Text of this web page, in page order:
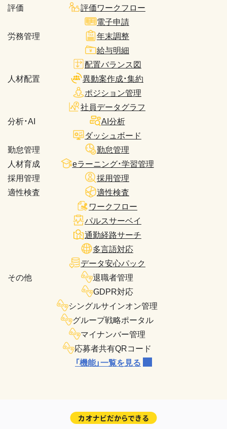
評価
評価ワークフロー
労務管理
電子申請
年末調整
給与明細
人材配置
配置バランス図
異動案作成・集約
ポジション管理
分析・AI
社員データグラフ
AI分析
ダッシュボード
勤怠管理
勤怠管理
人材育成
eラーニング・学習管理
採用管理
採用管理
適性検査
適性検査
その他
ワークフロー
パルスサーベイ
通勤経路サーチ
多言語対応
データ安心パック
退職者管理
GDPR対応
シングルサインオン管理
グループ戦略ポータル
マイナンバー管理
応募者共有QRコード
「機能」一覧を見る
カオナビだからできる